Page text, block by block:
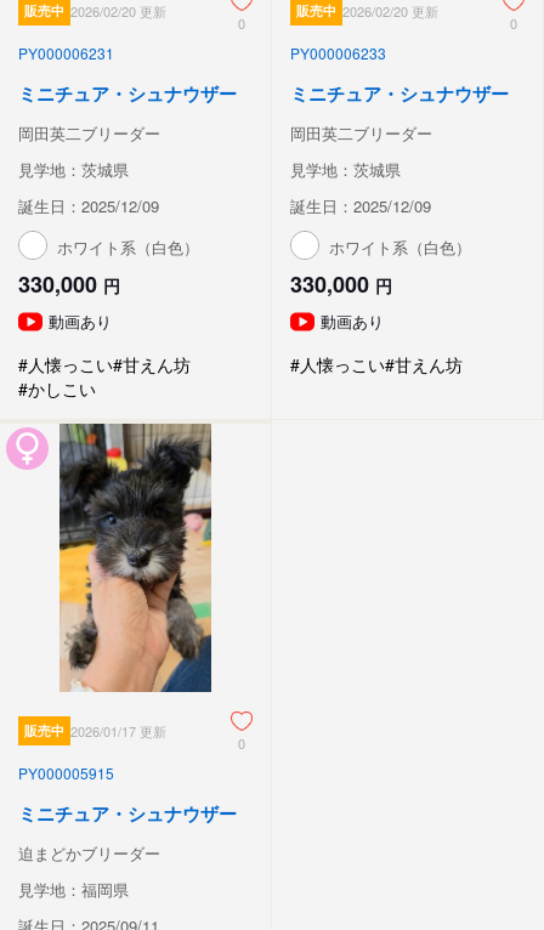
販売中 2026/02/20 更新
0
PY000006231
ミニチュア・シュナウザー
岡田英二ブリーダー
見学地：茨城県
誕生日：2025/12/09
ホワイト系（白色）
330,000 円
動画あり
#人懐っこい#甘えん坊
#かしこい
販売中 2026/02/20 更新
0
PY000006233
ミニチュア・シュナウザー
岡田英二ブリーダー
見学地：茨城県
誕生日：2025/12/09
ホワイト系（白色）
330,000 円
動画あり
#人懐っこい#甘えん坊
販売中 2026/01/17 更新
0
PY000005915
ミニチュア・シュナウザー
迫まどかブリーダー
見学地：福岡県